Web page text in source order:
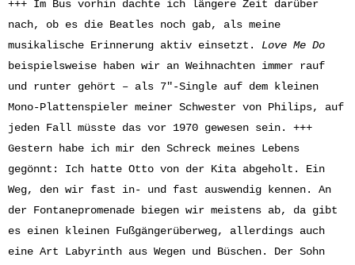
+++ Im Bus vorhin dachte ich längere Zeit darüber
nach, ob es die Beatles noch gab, als meine
musikalische Erinnerung aktiv einsetzt. Love Me Do
beispielsweise haben wir an Weihnachten immer rauf
und runter gehört – als 7″-Single auf dem kleinen
Mono-Plattenspieler meiner Schwester von Philips, auf
jeden Fall müsste das vor 1970 gewesen sein. +++
Gestern habe ich mir den Schreck meines Lebens
gegönnt: Ich hatte Otto von der Kita abgeholt. Ein
Weg, den wir fast in- und fast auswendig kennen. An
der Fontanepromenade biegen wir meistens ab, da gibt
es einen kleinen Fußgängerüberweg, allerdings auch
eine Art Labyrinth aus Wegen und Büschen. Der Sohn